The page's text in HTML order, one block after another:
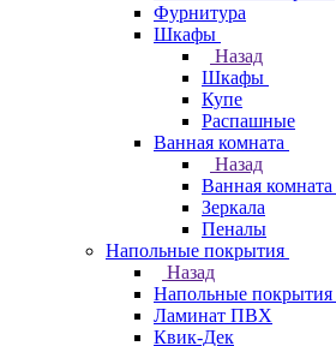
Фурнитура
Шкафы
Назад
Шкафы
Купе
Распашные
Ванная комната
Назад
Ванная комната
Зеркала
Пеналы
Напольные покрытия
Назад
Напольные покрытия
Ламинат ПВХ
Квик-Дек